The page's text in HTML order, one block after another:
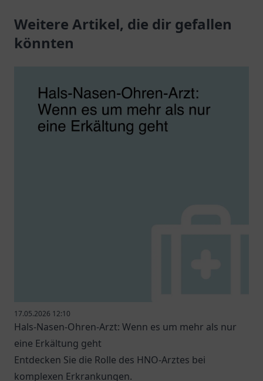
Weitere Artikel, die dir gefallen
könnten
17.05.2026 12:10
Hals-Nasen-Ohren-Arzt: Wenn es um mehr als nur
eine Erkältung geht
Entdecken Sie die Rolle des HNO-Arztes bei
komplexen Erkrankungen.